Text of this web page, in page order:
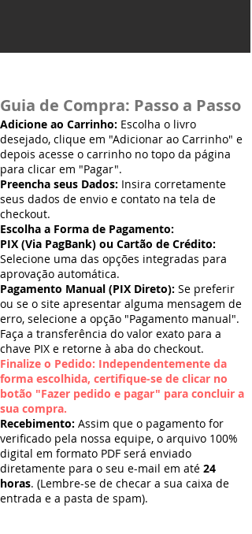
Guia de Compra: Passo a Passo
Adicione ao Carrinho: Escolha o livro
desejado, clique em "Adicionar ao Carrinho" e
depois acesse o carrinho no topo da página
para clicar em "Pagar".
Preencha seus Dados: Insira corretamente
seus dados de envio e contato na tela de
checkout.
Escolha a Forma de Pagamento:
PIX (Via PagBank) ou Cartão de Crédito:
Selecione uma das opções integradas para
aprovação automática.
Pagamento Manual (PIX Direto): Se preferir
ou se o site apresentar alguma mensagem de
erro, selecione a opção "Pagamento manual".
Faça a transferência do valor exato para a
chave PIX e retorne à aba do checkout.
Finalize o Pedido: Independentemente da
forma escolhida, certifique-se de clicar no
botão "Fazer pedido e pagar" para concluir a
sua compra.
Recebimento: Assim que o pagamento for
verificado pela nossa equipe, o arquivo 100%
digital em formato PDF será enviado
diretamente para o seu e-mail em até 24
horas. (Lembre-se de checar a sua caixa de
entrada e a pasta de spam).